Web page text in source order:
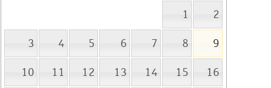
1 2
3 4 5 6 7 8 9
10 11 12 13 14 15 16